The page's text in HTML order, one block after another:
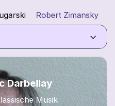
Robert Zimansky
keyboard_arrow_down
Darbellay
Musik